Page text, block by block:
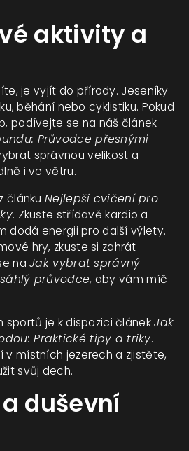
aktivity a
je vyjít do přírody. Jeseníky
běhání nebo cyklistiku. Pokud
podívejte se na náš článek
Průvodce přesnými
správnou velikost a
i ve větru.
článku Nejlepší cvičení pro
. Zkuste střídavě kardio a
dodá energii pro další výlety.
hry, zkuste si zahrát
naJak vybrat správný
průvodce, aby vám míč
sportů je k dispozici článekJak
Praktické tipy a triky.
v místních jezerech a zjistěte,
svůj dech.
duševní